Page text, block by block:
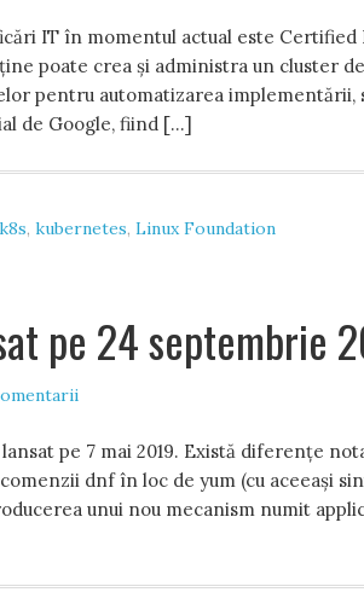
IT în momentul actual este Certified
poate crea și administra un cluster
pentru automatizarea
de Google, fiind […]
k8s, kubernetes, Linux Foundation
pe 24 septembrie
pe 7 mai 2019. Există diferențe
dnf în loc de yum (cu aceeași
unui nou mecanism numit